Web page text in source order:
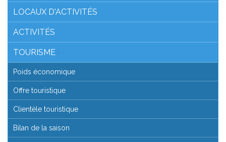
LOCAUX D'ACTIVITÉS
ACTIVITÉS
TOURISME
Poids économique
Offre touristique
Clientèle touristique
Bilan de la saison